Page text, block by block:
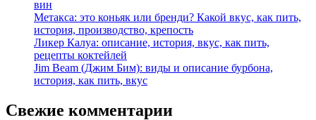
вин
Метакса: это коньяк или бренди? Какой вкус, как пить,
история, производство, крепость
Ликер Калуа: описание, история, вкус, как пить,
рецепты коктейлей
Jim Beam (Джим Бим): виды и описание бурбона,
история, как пить, вкус
Свежие комментарии